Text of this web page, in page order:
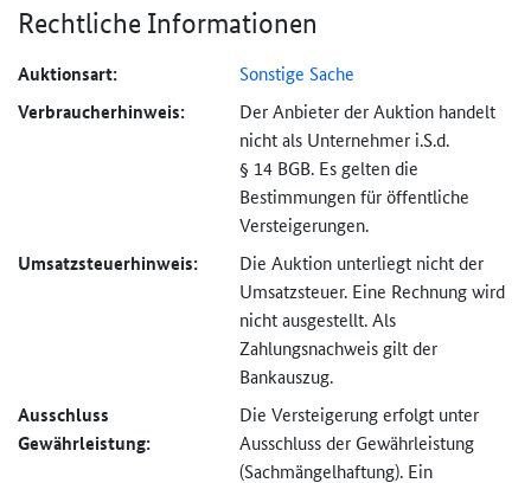
Rechtliche Informationen
Auktionsart: Sonstige Sache
Verbraucher­hinweis:
Der Anbieter der Auktion handelt
nicht als Unternehmer i.S.d.
§ 14 BGB. Es gelten die
Bestimmungen für öffentliche
Versteigerungen.
Umsatzsteuer­hinweis:
Die Auktion unterliegt nicht der
Umsatzsteuer. Eine Rechnung wird
nicht ausgestellt. Als
Zahlungsnachweis gilt der
Bankauszug.
Ausschluss
Gewährleistung:
Die Versteigerung erfolgt unter
Ausschluss der Gewährleistung
(Sachmängel­haftung). Ein